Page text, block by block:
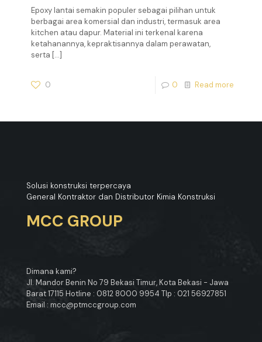
Epoxy lantai semakin populer sebagai pilihan untuk
berbagai area komersial dan industri, termasuk area
kitchen atau dapur. Material ini terkenal karena
ketahanannya, kepraktisannya dalam perawatan,
serta […]
0 0 Read more
Solusi konstruksi terpercaya
General Kontraktor dan Distributor Kimia Konstruksi
MCC GROUP
Dimana kami?
Jl. Mandor Benin No 79 Bekasi Timur, Kota Bekasi - Jawa
Barat 17115 Hotline : 0812 8000 9954 Tlp : 021 56927851
Email : mcc@ptmccgroup.com